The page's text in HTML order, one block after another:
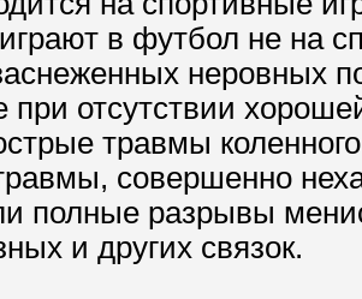
в футбол не на
неровных
при отсутствии
травмы
совершенно
полные разрывы
и других связок.